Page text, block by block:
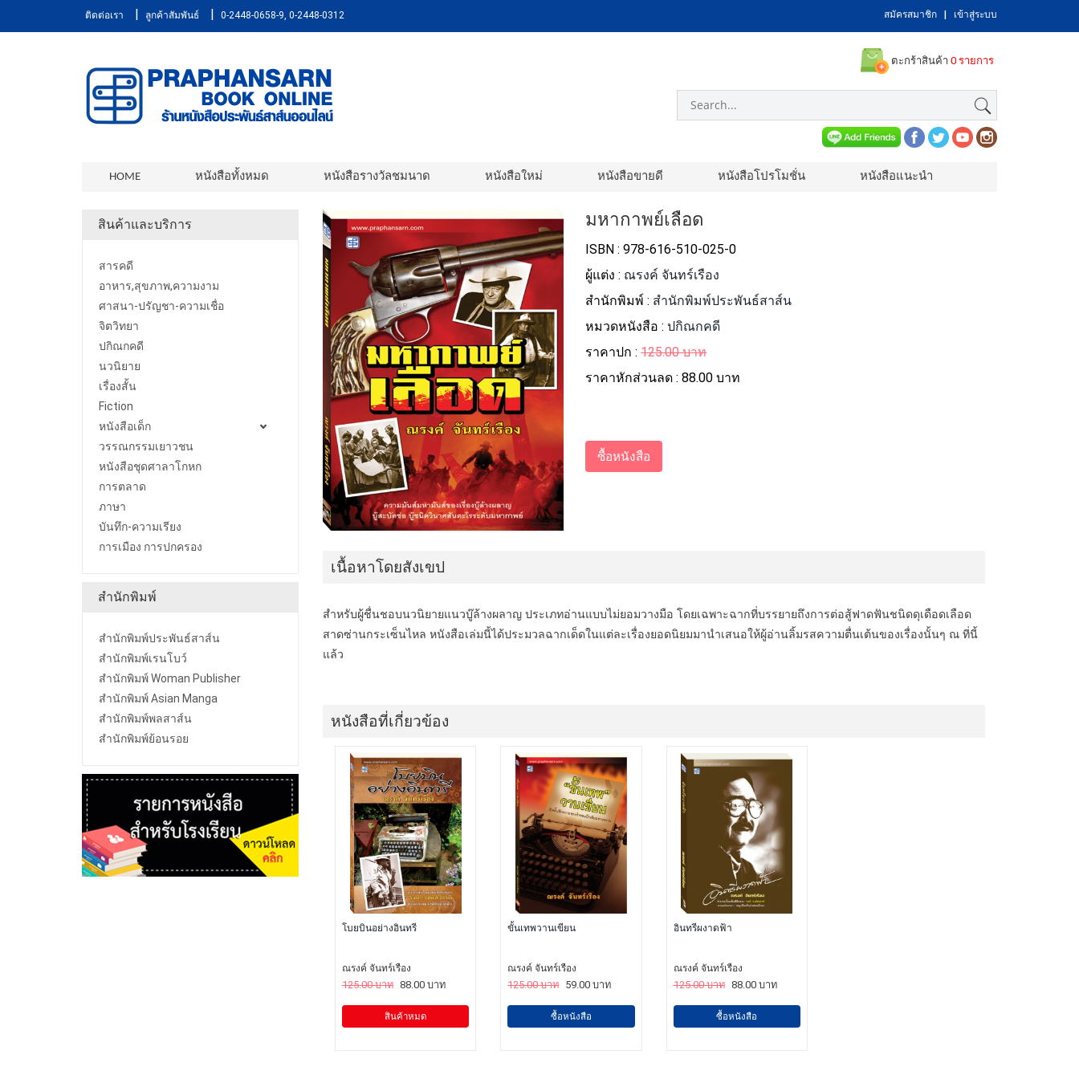
ติดต่อเรา | ลูกค้าสัมพันธ์ | 0-2448-0658-9, 0-2448-0312 สมัครสมาชิก เข้าสู่ระบบ
ตะกร้าสินค้า 0 รายการ
HOME หนังสือทั้งหมด หนังสือรางวัลชมนาด หนังสือใหม่ หนังสือขายดี หนังสือโปรโมชั่น หนังสือแนะนำ
สินค้าและบริการ
สารคดี
อาหาร,สุขภาพ,ความงาม
ศาสนา-ปรัญชา-ความเชื่อ
จิตวิทยา
ปกิณกคดี
นวนิยาย
เรื่องสั้น
Fiction
หนังสือเด็ก
วรรณกรรมเยาวชน
หนังสือชุดศาลาโกหก
การตลาด
ภาษา
บันทึก-ความเรียง
การเมือง การปกครอง
สำนักพิมพ์
สำนักพิมพ์ประพันธ์สาส์น
สำนักพิมพ์เรนโบว์
สำนักพิมพ์ Woman Publisher
สำนักพิมพ์ Asian Manga
สำนักพิมพ์พลสาส์น
สำนักพิมพ์ย้อนรอย
มหากาพย์เลือด
ISBN : 978-616-510-025-0
ผู้แต่ง : ณรงค์ จันทร์เรือง
สำนักพิมพ์ : สำนักพิมพ์ประพันธ์สาส์น
หมวดหนังสือ :ปกิณกคดี
ราคาปก :125.00 บาท
ราคาหักส่วนลด :88.00 บาท
เนื้อหาโดยสังเขป
สำหรับผู้ชื่นชอบนวนิยายแนวบู๊ล้างผลาญ ประเภทอ่านแบบไม่ยอมวางมือ โดยเฉพาะฉากที่บรรยายถึงการต่อสู้ฟาดฟันชนิดดุเดือดเลือด
สาดซ่านกระเซ็นไหล หนังสือเล่มนี้ได้ประมวลฉากเด็ดในแต่ละเรื่องยอดนิยมมานำเสนอให้ผู้อ่านลิ้มรสความตื่นเต้นของเรื่องนั้นๆ ณ ที่นี้
แล้ว
หนังสือที่เกี่ยวข้อง
โบยบินอย่างอินทรี
ณรงค์ จันทร์เรือง
125.00 บาท 88.00 บาท
สินค้าหมด
ขั้นเทพวานเขียน
ณรงค์ จันทร์เรือง
125.00 บาท 59.00 บาท
ซื้อหนังสือ
อินทรีผงาดฟ้า
ณรงค์ จันทร์เรือง
125.00 บาท 88.00 บาท
ซื้อหนังสือ